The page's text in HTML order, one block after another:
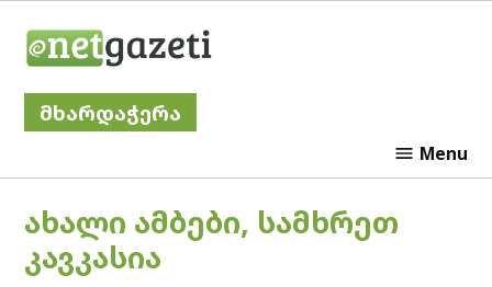
მხარდაჭერა
Menu
POSTED
IN
ᲐᲮᲐᲚᲘ ᲐᲛᲑᲔᲑᲘ, ᲡᲐᲛᲮᲠᲔᲗ
ᲙᲐᲕᲙᲐᲡᲘᲐ